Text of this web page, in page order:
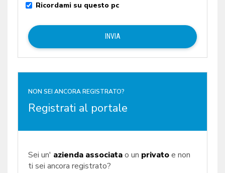
NON SEI ANCORA REGISTRATO?
Registrati al portale
Sei un' azienda associatao un privatoe non
ti sei ancora registrato?
Ricordami su questo pc